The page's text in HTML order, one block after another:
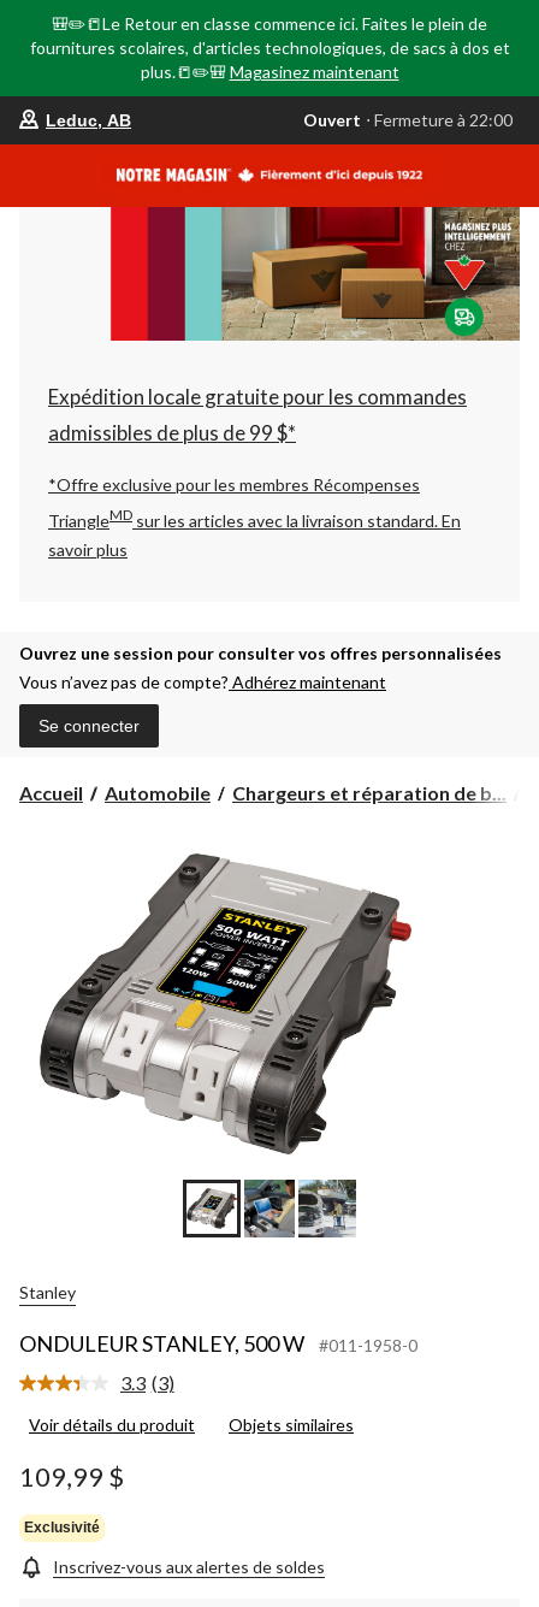
🎒✏️📒Le Retour en classe commence ici. Faites le plein de
fournitures scolaires, d'articles technologiques, de sacs à dos et
plus.📒✏️🎒 Magasinez maintenant
votre
est
AB,
Ouvert,
Fermeture
à
22:00
changer
Leduc, AB Ouvert ⋅ Fermeture à 22:00
Expédition locale gratuite pour les commandes
admissibles de plus de 99 $*
*Offre exclusive pour les membres Récompenses
TriangleMD sur les articles avec la livraison standard.En
savoir plus
Ouvrez une session pour consulter vos offres personnalisées
Vous n’avez pas de compte? Adhérez maintenant
Se connecter
Accueil Automobile Chargeurs et réparation de b...
Stanley
ONDULEUR STANLEY, 500 W #011-1958-0
3.3 Lire
3
(3)
Voir détails du produit Objets similaires
109,99 $
Exclusivité
Inscrivez-vous aux alertes de soldes